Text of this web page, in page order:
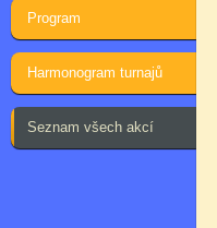
Program
Harmonogram turnajů
Seznam všech akcí